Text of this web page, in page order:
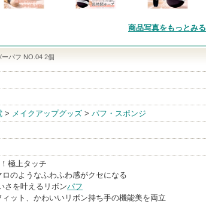
商品写真をもっとみる
パフ NO.04 2個
> メイクアップグッズ > パフ・スポンジ
極上タッチ
のようなふわふわ感がクセになる
を叶えるリボンパフ
ット、かわいいリボン持ち手の機能美を両立